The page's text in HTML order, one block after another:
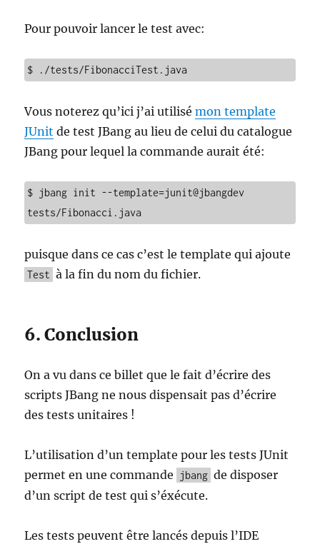
Pour pouvoir lancer le test avec:
$ ./tests/FibonacciTest.java
Vous noterez qu’ici j’ai utilisémon template
JUnit de test JBang au lieu de celui du catalogue
JBang pour lequel la commande aurait été:
$ jbang init --template=junit@jbangdev
tests/Fibonacci.java
puisque dans ce cas c’est le template qui ajoute
Test à la fin du nom du fichier.
6. Conclusion
On a vu dans ce billet que le fait d’écrire des
scripts JBang ne nous dispensait pas d’écrire
des tests unitaires !
L’utilisation d’un template pour les tests JUnit
permet en une commande
jbang de disposer
d’un script de test qui s’éxécute.
Les tests peuvent être lancés depuis l’IDE